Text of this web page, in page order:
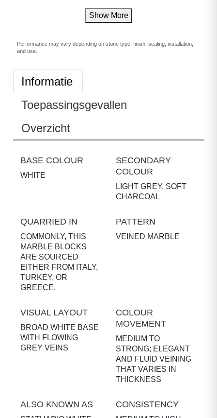
Show More
Performance may vary depending on stone type, finish, sealing, installation,
and use.
Informatie
Toepassingsgevallen
Overzicht
BASE COLOUR
WHITE
SECONDARY
COLOUR
LIGHT GREY, SOFT
CHARCOAL
QUARRIED IN
COMMONLY, THIS
MARBLE BLOCKS
ARE SOURCED
EITHER FROM ITALY,
TURKEY, OR
GREECE.
PATTERN
VEINED MARBLE
VISUAL LAYOUT
BROAD WHITE BASE
WITH FLOWING
GREY VEINS
COLOUR
MOVEMENT
MEDIUM TO
STRONG; ELEGANT
AND FLUID VEINING
THAT VARIES IN
THICKNESS
ALSO KNOWN AS CONSISTENCY